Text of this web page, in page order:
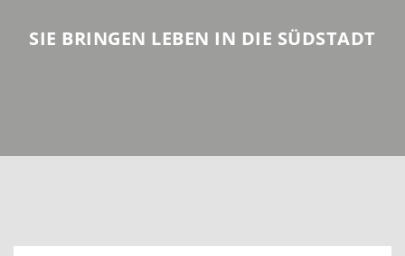
SIE BRINGEN LEBEN IN DIE SÜDSTADT